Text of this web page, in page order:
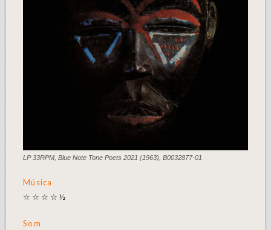
LP 33RPM, Blue Note Tone Poets 2021 (1963), B0032877-01
Música
☆ ☆ ☆ ☆ ½
Som